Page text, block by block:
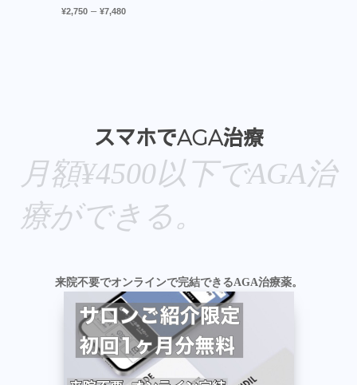
¥2,750 – ¥7,480
スマホでAGA治療
月額¥4500以下でAGA治
療ができる。
来院不要でオンラインで完結できるAGA治療薬。